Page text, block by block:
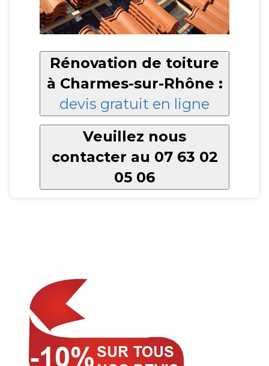
Rénovation de toiture
à Charmes-sur-Rhône :
devis gratuit en ligne
Veuillez nous
contacter au 07 63 02
05 06